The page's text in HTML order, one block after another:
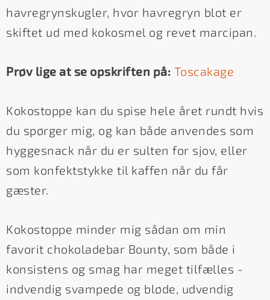
havregrynskugler, hvor havregryn blot er
skiftet ud med kokosmel og revet marcipan.
Prøv lige at se opskriften på: Toscakage
Kokostoppe kan du spise hele året rundt hvis
du spørger mig, og kan både anvendes som
hyggesnack når du er sulten for sjov, eller
som konfektstykke til kaffen når du får
gæster.
Kokostoppe minder mig sådan om min
favorit chokoladebar Bounty, som både i
konsistens og smag har meget tilfælles -
indvendig svampede og bløde, udvendig